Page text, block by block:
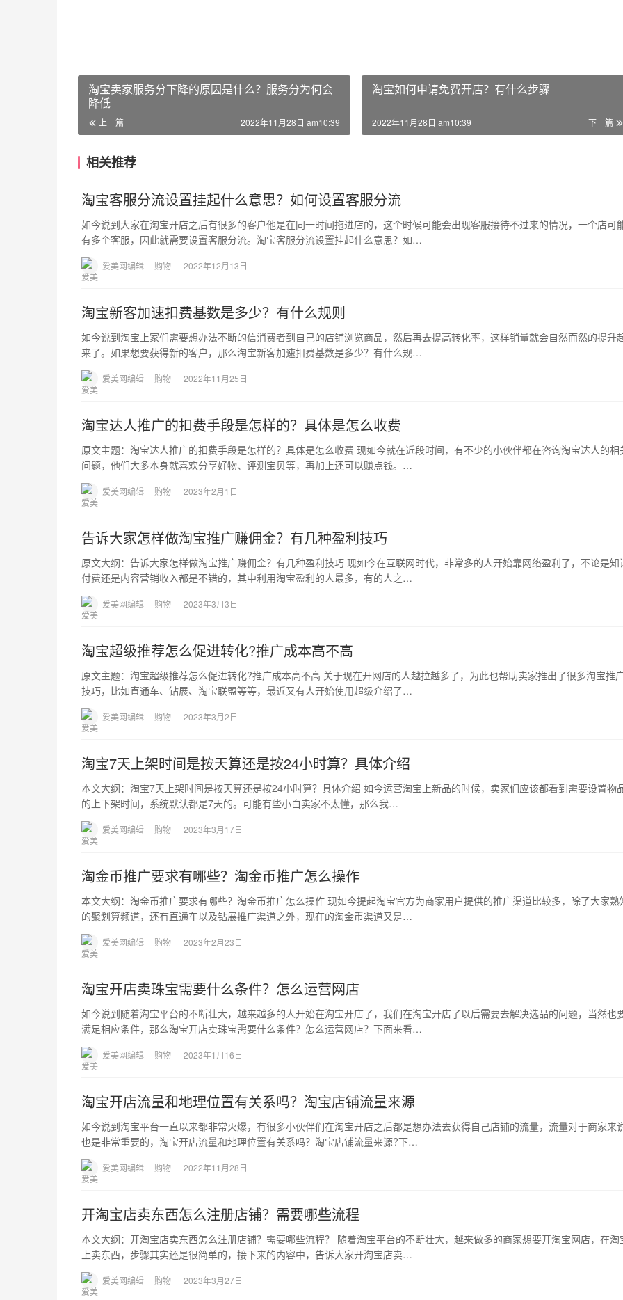
淘宝卖家服务分下降的原因是什么？服务分为何会
降低
上一篇 2022年11月28日 am10:39
淘宝如何申请免费开店？有什么步骤
下一篇
2022年11月28日 am10:39
相关推荐
淘宝客服分流设置挂起什么意思？如何设置客服分流
如今说到大家在淘宝开店之后有很多的客户他是在同一时间拖进店的，这个时候可能会出现客服接待不过来的情况，一个店可
有多个客服，因此就需要设置客服分流。淘宝客服分流设置挂起什么意思？如…
爱美网编辑 购物 2022年12月13日
淘宝新客加速扣费基数是多少？有什么规则
如今说到淘宝上家们需要想办法不断的信消费者到自己的店铺浏览商品，然后再去提高转化率，这样销量就会自然而然的提升
来了。如果想要获得新的客户，那么淘宝新客加速扣费基数是多少？有什么规…
爱美网编辑 购物 2022年11月25日
淘宝达人推广的扣费手段是怎样的？具体是怎么收费
原文主题：淘宝达人推广的扣费手段是怎样的？具体是怎么收费 现如今就在近段时间，有不少的小伙伴都在咨询淘宝达人的相
问题，他们大多本身就喜欢分享好物、评测宝贝等，再加上还可以赚点钱。…
爱美网编辑 购物 2023年2月1日
告诉大家怎样做淘宝推广赚佣金？有几种盈利技巧
原文大纲：告诉大家怎样做淘宝推广赚佣金？有几种盈利技巧 现如今在互联网时代，非常多的人开始靠网络盈利了，不论是知
付费还是内容营销收入都是不错的，其中利用淘宝盈利的人最多，有的人之…
爱美网编辑 购物 2023年3月3日
淘宝超级推荐怎么促进转化?推广成本高不高
原文主题：淘宝超级推荐怎么促进转化?推广成本高不高 关于现在开网店的人越拉越多了，为此也帮助卖家推出了很多淘宝推
技巧，比如直通车、钻展、淘宝联盟等等，最近又有人开始使用超级介绍了…
爱美网编辑 购物 2023年3月2日
淘宝7天上架时间是按天算还是按24小时算？具体介绍
本文大纲：淘宝7天上架时间是按天算还是按24小时算？具体介绍 如今运营淘宝上新品的时候，卖家们应该都看到需要设置物
的上下架时间，系统默认都是7天的。可能有些小白卖家不太懂，那么我…
爱美网编辑 购物 2023年3月17日
淘金币推广要求有哪些？淘金币推广怎么操作
本文大纲：淘金币推广要求有哪些？淘金币推广怎么操作 现如今提起淘宝官方为商家用户提供的推广渠道比较多，除了大家熟
的聚划算频道，还有直通车以及钻展推广渠道之外，现在的淘金币渠道又是…
爱美网编辑 购物 2023年2月23日
淘宝开店卖珠宝需要什么条件？怎么运营网店
如今说到随着淘宝平台的不断壮大，越来越多的人开始在淘宝开店了，我们在淘宝开店了以后需要去解决选品的问题，当然也
满足相应条件，那么淘宝开店卖珠宝需要什么条件？怎么运营网店？下面来看…
爱美网编辑 购物 2023年1月16日
淘宝开店流量和地理位置有关系吗？淘宝店铺流量来源
如今说到淘宝平台一直以来都非常火爆，有很多小伙伴们在淘宝开店之后都是想办法去获得自己店铺的流量，流量对于商家来
也是非常重要的，淘宝开店流量和地理位置有关系吗？淘宝店铺流量来源?下…
爱美网编辑 购物 2022年11月28日
开淘宝店卖东西怎么注册店铺？需要哪些流程
本文大纲：开淘宝店卖东西怎么注册店铺？需要哪些流程？ 随着淘宝平台的不断壮大，越来做多的商家想要开淘宝网店，在淘
上卖东西，步骤其实还是很简单的，接下来的内容中，告诉大家开淘宝店卖…
爱美网编辑 购物 2023年3月27日